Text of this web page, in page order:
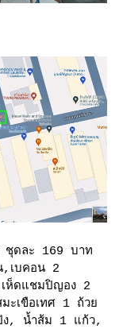
ชุดละ 169 บาท
เบคอน 2
ดแชมปิญอง 2
ะเขือเทศ 1 ถ้ว
ปัง, น้ำส้ม 1 แก้ว,